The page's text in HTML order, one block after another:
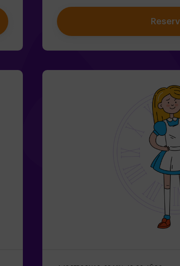
donde:✔ Resolverás enigmas
Sombrerero Loco!).✔ Explorarás
(¡cuidado con las rosas!).✔
niños | familias | cumpleaños
(dificultad baja, perfecto para
Pasos estrechos en algunas